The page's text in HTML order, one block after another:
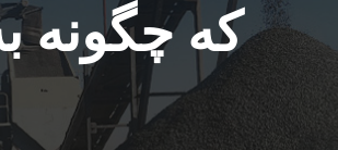
که چگونه